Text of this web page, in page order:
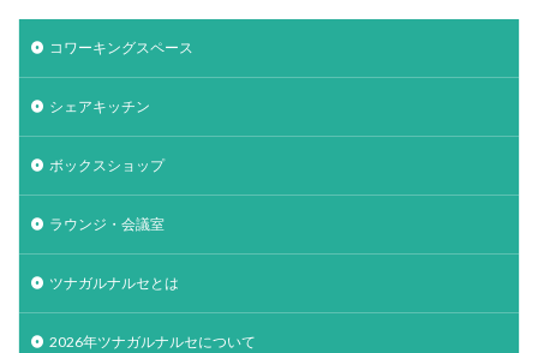
コワーキングスペース
シェアキッチン
ボックスショップ
ラウンジ・会議室
ツナガルナルセとは
2026年ツナガルナルセについて